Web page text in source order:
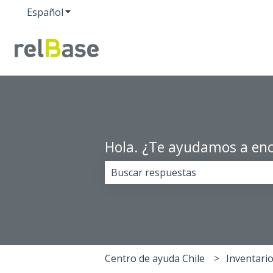
EspañolTraducciones de Mostrar submenú de
Hola. ¿Te ayudamos a
Centro de ayuda Chile Inventario